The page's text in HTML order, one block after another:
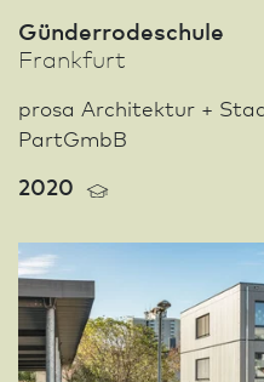
Günderrodeschule
Frank­furt
prosa Archi­tektur +
PartGmbB
2020